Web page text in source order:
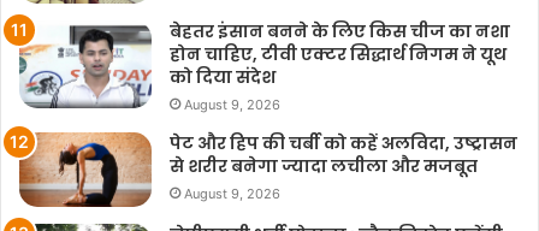
बेहतर इंसान बनने के लिए किस चीज का नशा
होन चाहिए, टीवी एक्टर सिद्धार्थ निगम ने यूथ
को दिया संदेश
August 9, 2026
पेट और हिप की चर्बी को कहें अलविदा, उष्ट्रासन
से शरीर बनेगा ज्यादा लचीला और मजबूत
August 9, 2026